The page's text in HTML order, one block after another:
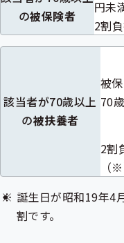
の被保険者
円未
2割
該当者が70歳以上
の被扶養者
被
70
2割
（※
誕生日が昭和19年4
割です。